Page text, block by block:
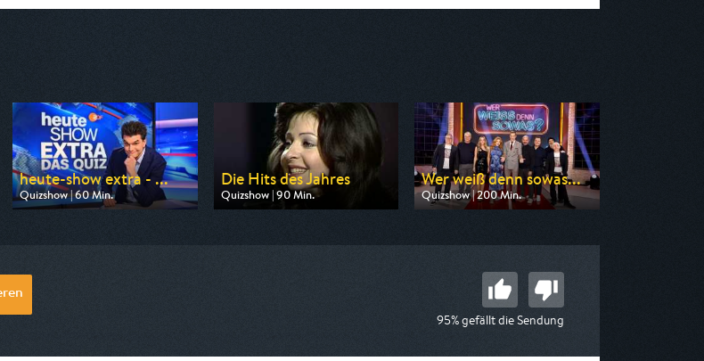
heute-show extra - ...
Quizshow | 60 Min.
Ausgestrahlt von ZDF
Die Hits des Jahres
Quizshow | 90 Min.
Ausgestrahlt von rbb
Wer weiß denn sowas...
Quizshow | 200 Min.
Ausgestrahlt von SR Fernsehen
95% gefällt die Sendung